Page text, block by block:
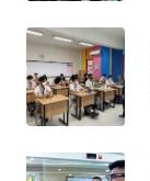
Wahana
Network
LISTRIK